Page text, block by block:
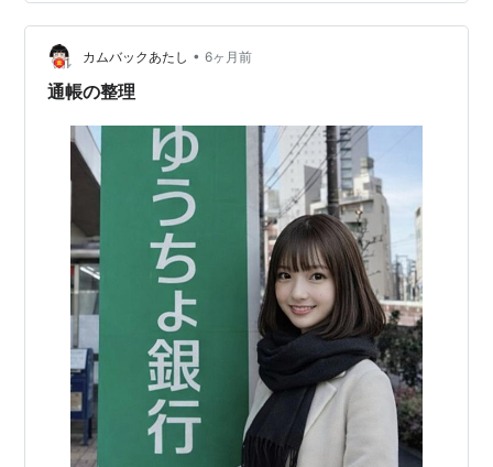
金：13万8890円（令和7年度分・13万8890円支払いハ
ガキあり） それと、調べてみたら失業手当って申告の対
象外なんですね。去年の8月からけっこうな金額をいただ
いていたので、どうなるのかちょっとドキドキしてまし
カムバックあたし • 6ヶ月前
通帳の整理